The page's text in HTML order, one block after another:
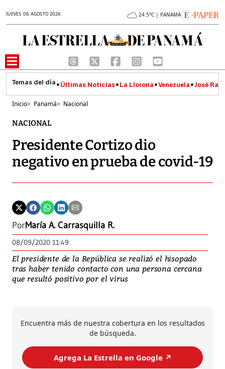
JUEVES 06 AGOSTO 2026 24.5°C | PANAMÁ
Últimas Noticias La Llorona Venezuela José
Inicio> Panamá> Nacional
NACIONAL
Presidente Cortizo dio
negativo en prueba de covid-19
PorMaría A. Carrasquilla R.
08/09/2020 11:49
El presidente de la República se realizó el hisopado
tras haber tenido contacto con una persona cercana
que resultó positivo por el virus
Encuentra más de nuestra cobertura en los resultados
de búsqueda.
Agrega La Estrella en Google ↗️